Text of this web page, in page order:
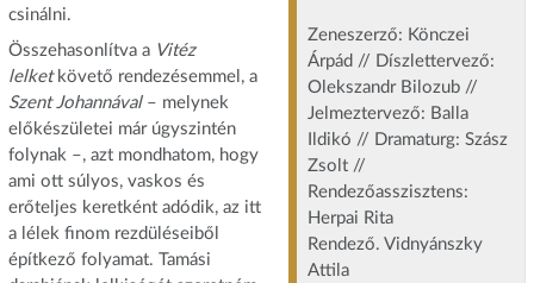
Zeneszerző: Könczei
Árpád // Díszlettervező:
Olekszandr Bilozub //
Jelmeztervező: Balla
Ildikó // Dramaturg: Szász
Zsolt //
Rendezőasszisztens:
Herpai Rita
Rendező. Vidnyánszky
Attila
csinálni.
Összehasonlítva a Vitéz
lelketkövető rendezésemmel, a
Szent Johannával– melynek
előkészületei már úgyszintén
folynak –, azt mondhatom, hogy
ami ott súlyos, vaskos és
erőteljes keretként adódik, az itt
a lélek finom rezdüléseiből
építkező folyamat. Tamási